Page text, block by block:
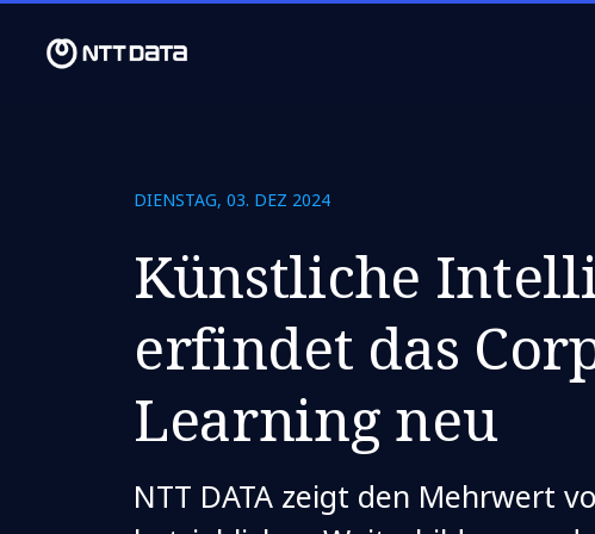
DIENSTAG, 03. DEZ 2024
Künstliche
erfindet das
Learning neu
NTT DATA zeigt den Mehrwert